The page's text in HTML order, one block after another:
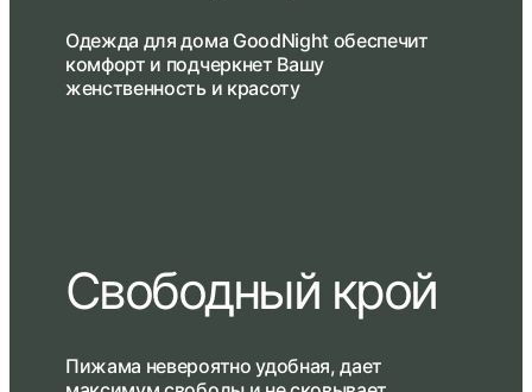
Одежда для дома GoodNight обеспечит
комфорт и подчеркнет Вашу
женственность и красоту
Свободный крой
Пижама невероятно удобная, дает